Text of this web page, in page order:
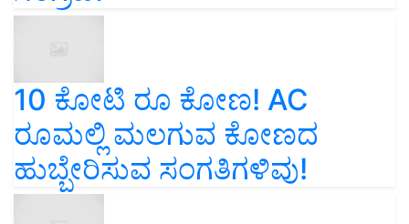
10 ಕೋಟಿ ರೂ ಕೋಣ! AC
ರೂಮಲ್ಲಿ ಮಲಗುವ ಕೋಣದ
ಹುಬ್ಬೇರಿಸುವ ಸಂಗತಿಗಳಿವು!